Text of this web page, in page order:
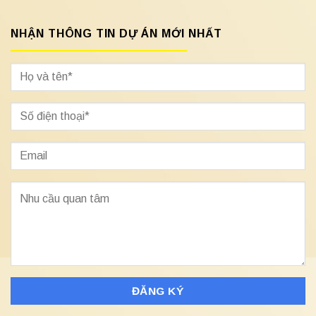
NHẬN THÔNG TIN DỰ ÁN MỚI NHẤT